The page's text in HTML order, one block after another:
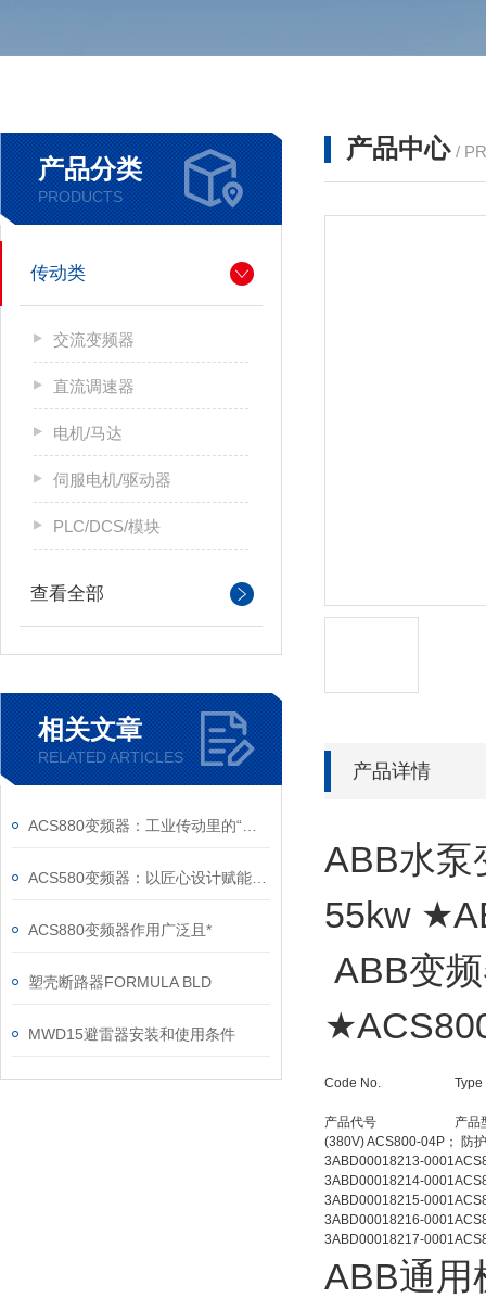
产品分类
PRODUCTS
传动类
交流变频器
直流调速器
电机/马达
伺服电机/驱动器
PLC/DCS/模块
查看全部
相关文章
RELATED ARTICLES
ACS880变频器作用广泛且*
塑壳断路器FORMULA BLD
MWD15避雷器安装和使用条件
产品中心 /
产品详情
ABB水
55kw
ABB变
Code No. Type
产品代号
产品
(380V) ACS800-04P； 防
3ABD00018213-0001
3ABD00018214-0001
3ABD00018215-0001
3ABD00018216-0001
3ABD00018217-0001
ABB通用